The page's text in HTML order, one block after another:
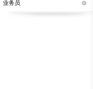
业务员